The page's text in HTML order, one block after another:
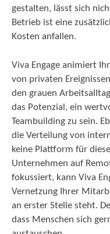
gestalten, lässt sich
Betrieb ist eine
Kosten anfallen.
Viva Engage animiert
von privaten
den grauen
das Potenzial, ein
Teambuilding zu sein.
die Verteilung von
keine Plattform für
Unternehmen auf
fokussiert, kann Viva
Vernetzung Ihrer
an erster Stelle steht.
dass Menschen sich